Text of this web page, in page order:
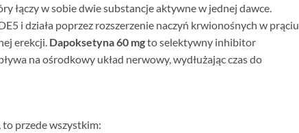
łączy w sobie dwie substancje aktywne w jednej dawce.
i działa poprzez rozszerzenie naczyń krwionośnych w prąciu,
erekcji. Dapoksetyna 60 mgto selektywny inhibitor
na ośrodkowy układ nerwowy, wydłużając czas do
to przede wszystkim: